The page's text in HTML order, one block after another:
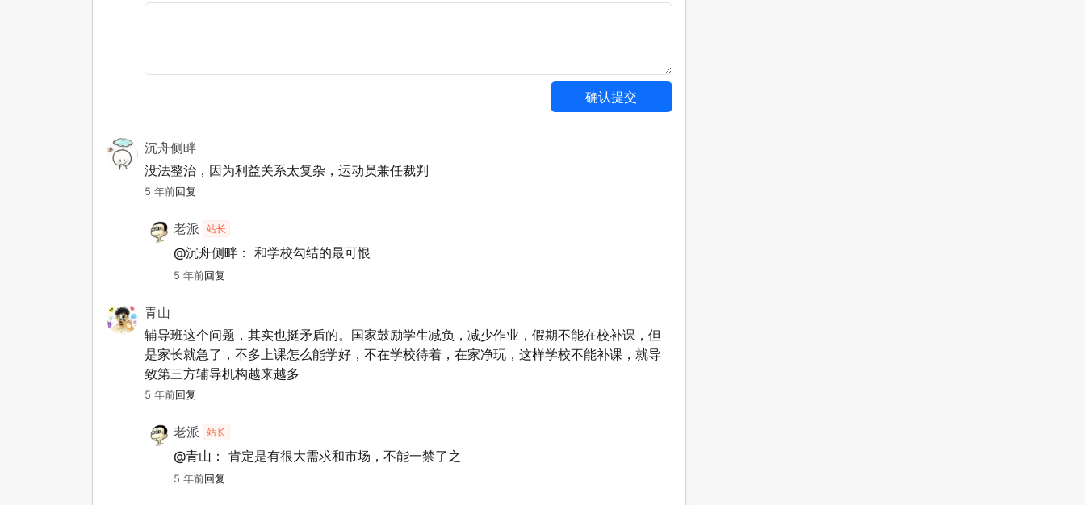
沉舟侧畔
没法整治，因为利益关系太复杂，运动员兼任裁判
5 年前回复
老派 站长
@沉舟侧畔： 和学校勾结的最可恨
5 年前回复
青山
辅导班这个问题，其实也挺矛盾的。国家鼓励学生减负，减少作业，假期不能在校补课，但
是家长就急了，不多上课怎么能学好，不在学校待着，在家净玩，这样学校不能补课，就导
致第三方辅导机构越来越多
5 年前回复
老派 站长
@青山： 肯定是有很大需求和市场，不能一禁了之
5 年前回复